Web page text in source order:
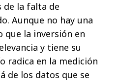
de la falta de
Aunque no hay una
que la inversión en
y tiene su
radica en la medición
de los datos que se